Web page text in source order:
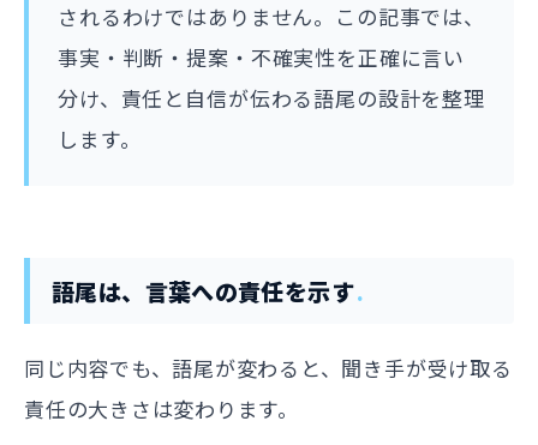
されるわけではありません。この記事では、
事実・判断・提案・不確実性を正確に言い
分け、責任と自信が伝わる語尾の設計を整理
します。
語尾は、言葉への責任を示す
同じ内容でも、語尾が変わると、聞き手が受け取る
責任の大きさは変わります。